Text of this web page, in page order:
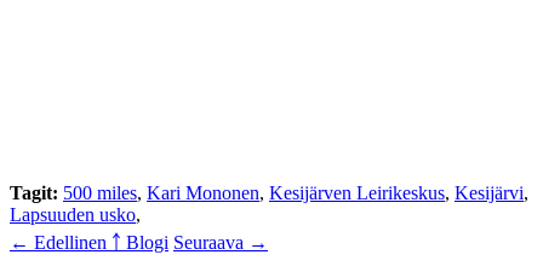
Tagit: 500 miles, Kari Mononen, Kesijärven Leirikeskus, Kesijärvi,
Lapsuuden usko,
← Edellinen ￪ Blogi Seuraava →